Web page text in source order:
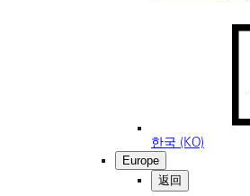
한국 (KO)
Europe
返回